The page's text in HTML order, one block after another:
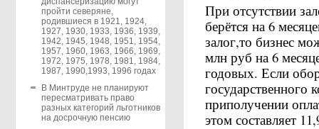
пройти северяне,
родившиеся в 1921, 1924,
1927, 1930, 1933, 1936, 1939,
1942, 1945, 1948, 1951, 1954,
1957, 1960, 1963, 1966, 1969,
1972, 1975, 1978, 1981, 1984,
1987, 1990,1993, 1996 годах
В Минтруде не планируют
пересматривать право
разных категорий льготников
на досрочную пенсию
При отсутствии
берётся на 6
залог,то бизнес
млн руб на 6
годовых. Если
государственного
приполучении
этом составляет